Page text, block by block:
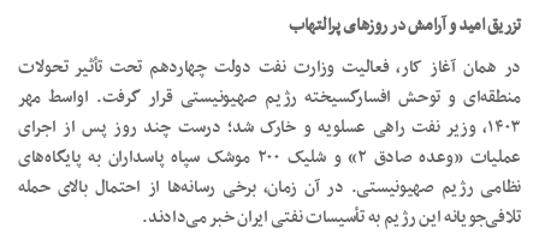
تزریق امید و آرامش در روزهای پرالتهاب
در همان آغاز کار، فعالیت وزارت نفت دولت چهاردهم تحت تأثیر تحولات
منطقه‌ای و توحش افسارگسیخته رژیم صهیونیستی قرار گرفت. اواسط مهر
۱۴۰۳، وزیر نفت راهی عسلویه و خارک شد؛ درست چند روز پس از اجرای
عملیات «وعده صادق ۲» و شلیک ۲۰۰ موشک سپاه پاسداران به پایگاه‌های
نظامی رژیم صهیونیستی. در آن زمان، برخی رسانه‌ها از احتمال بالای حمله
تلافی‌جویانه این رژیم به تأسیسات نفتی ایران خبر می‌دادند.